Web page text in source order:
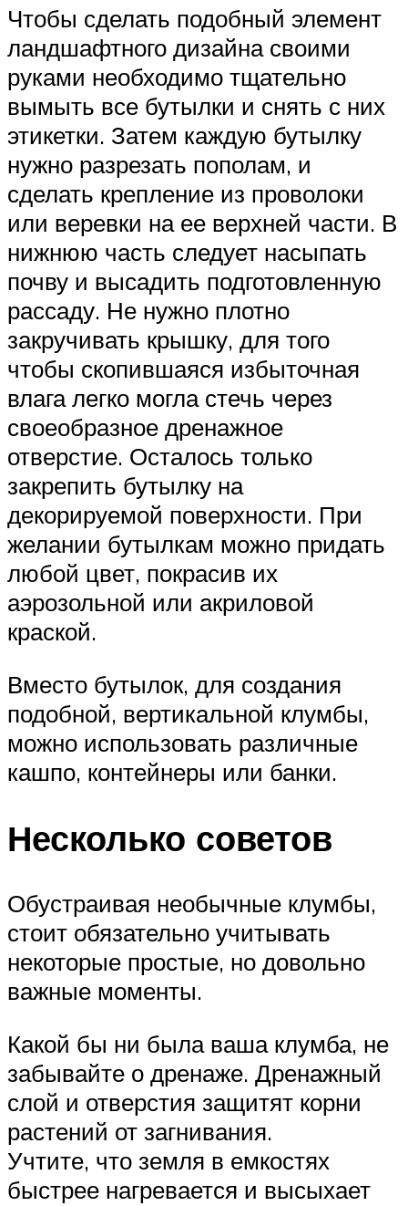
Чтобы сделать подобный элемент
ландшафтного дизайна своими
руками необходимо тщательно
вымыть все бутылки и снять с них
этикетки. Затем каждую бутылку
нужно разрезать пополам, и
сделать крепление из проволоки
или веревки на ее верхней части. В
нижнюю часть следует насыпать
почву и высадить подготовленную
рассаду. Не нужно плотно
закручивать крышку, для того
чтобы скопившаяся избыточная
влага легко могла стечь через
своеобразное дренажное
отверстие. Осталось только
закрепить бутылку на
декорируемой поверхности. При
желании бутылкам можно придать
любой цвет, покрасив их
аэрозольной или акриловой
краской.
Вместо бутылок, для создания
подобной, вертикальной клумбы,
можно использовать различные
кашпо, контейнеры или банки.
Несколько советов
Обустраивая необычные клумбы,
стоит обязательно учитывать
некоторые простые, но довольно
важные моменты.
Какой бы ни была ваша клумба, не
забывайте о дренаже. Дренажный
слой и отверстия защитят корни
растений от загнивания.
Учтите, что земля в емкостях
быстрее нагревается и высыхает